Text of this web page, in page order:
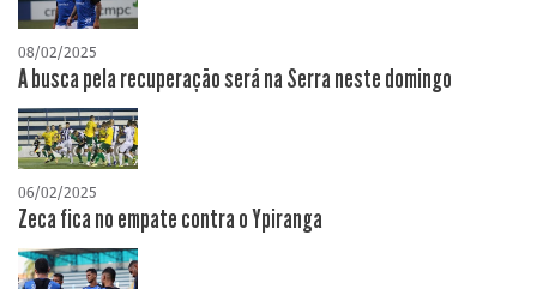
08/02/2025
A busca pela recuperação será na Serra neste domingo
06/02/2025
Zeca fica no empate contra o Ypiranga